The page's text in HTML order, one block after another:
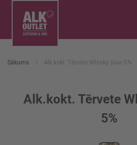
Sākums Alk.kokt. Tērvete Whisky Sour 5%
Alk.kokt. Tērvete
5%